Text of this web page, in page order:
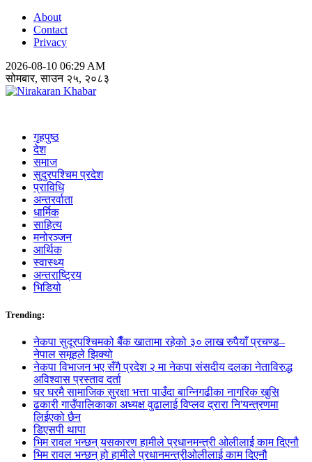
About
Contact
Privacy
2026-08-10 06:29 AM
सोमबार, साउन २५, २०८३
गृहपुष्ठ
देश
समाज
सुदुरपश्चिम प्रदेश
प्राविधि
अन्तरर्वाता
धार्मिक
साहित्य
मनोरञ्जन
आर्थिक
स्वास्थ्य
अन्तराष्ट्रिय
भिडियो
Trending:
नेकपा सुदूरपश्चिमको बैँक खातामा रहेको ३० लाख रुपैयाँ प्रचण्ड–
नेपाल समूहले झिक्य‍ो
नेकपा विभाजन भए सँगै प्रदेश २ मा नेकपा संसदीय दलका नेताविरुद्ध
अविश्वास प्रस्ताव दर्ता
घर घरमै सामाजिक सुुरक्षा भत्ता पाउँदा बान्निगढीका नागरिक खुसि
ढकारी गाउँपालिकाका अध्यक्ष वुढालाई विप्लव द्रारा नि'यन्त्रणमा
लिईएको छैन
डिएसपी थापा
भिम रावल भन्छन् यसकारण हामीले प्रधानमन्त्री ओलीलाई काम दिएनौ
भिम रावल भन्छन् हो हामीले प्रधानमन्त्रीओलीलाई काम दिएनौ